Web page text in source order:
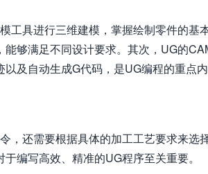
工具进行三维建模，掌握绘制零件的基
够满足不同设计要求。其次，UG的
及自动生成G代码，是UG编程的重点内
，还需要根据具体的加工工艺要求来
编写高效、精准的UG程序至关重要。